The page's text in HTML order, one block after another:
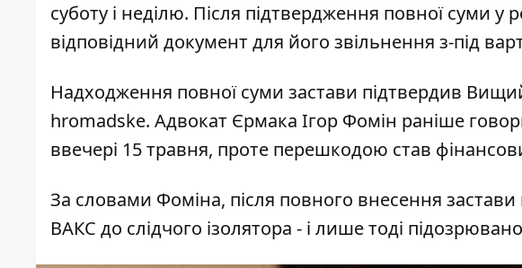
суботу і неділю. Після підтвердження повної суми
відповідний документ для його звільнення з-під
Надходження повної суми застави підтвердив
hromadske. Адвокат Єрмака Ігор Фомін раніше
ввечері 15 травня, проте перешкодою став
За словами Фоміна, після повного внесення
ВАКС до слідчого ізолятора - і лише тоді